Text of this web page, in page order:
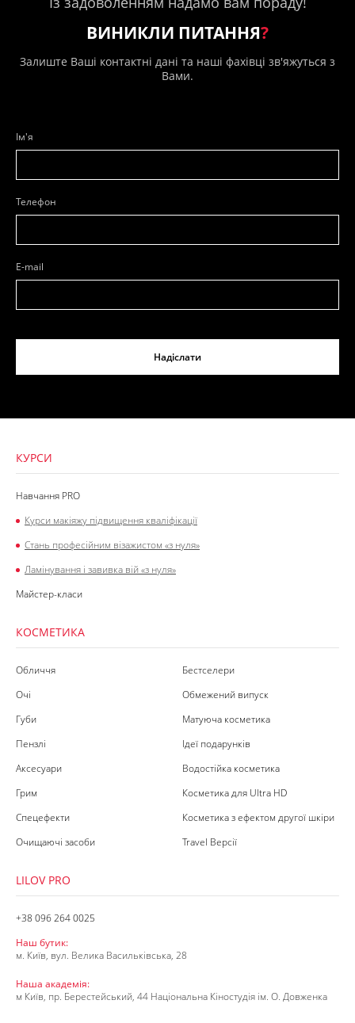
ВИНИКЛИ ПИТАННЯ?
Залиште Ваші контактні дані та наші фахівці зв'яжуться з
Вами.
Ім'я
Телефон
E-mail
Надіслати
КУРСИ
Навчання PRO
Курси макіяжу підвищення кваліфікації
Стань професійним візажистом «з нуля»
Ламінування і завивка вій «з нуля»
Майстер-класи
КОСМЕТИКА
Обличчя
Очі
Губи
Пензлі
Аксесуари
Грим
Спецефекти
Очищаючі засоби
Бестселери
Обмежений випуск
Матуюча косметика
Ідеї подарунків
Водостійка косметика
Косметика для Ultra HD
Косметика з ефектом другої шкіри
Travel Версії
LILOV PRO
+38 096 264 0025
Наш бутик:
м. Київ, вул. Велика Васильківська, 28
Наша академія:
м Київ, пр. Берестейський, 44 Національна Кіностудія ім. О. Довженка